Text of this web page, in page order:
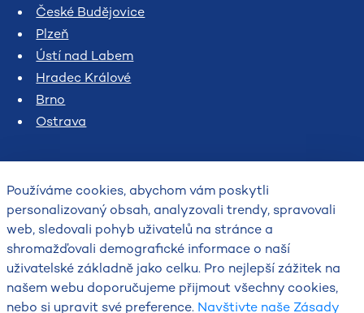
České Budějovice
Plzeň
Ústí nad Labem
Hradec Králové
Brno
Ostrava
2026
Český hydrometeorologický ústav
Používáme cookies, abychom vám poskytli
personalizovaný obsah, analyzovali trendy, spravovali
web, sledovali pohyb uživatelů na stránce a
shromažďovali demografické informace o naší
uživatelské základně jako celku. Pro nejlepší zážitek na
našem webu doporučujeme přijmout všechny cookies,
nebo si upravit své preference. Navštivte naše Zásady